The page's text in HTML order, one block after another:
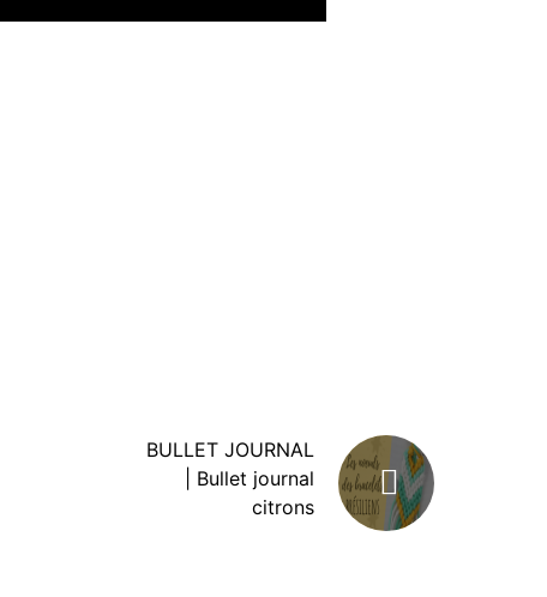
BULLET JOURNAL
| Bullet journal
citrons